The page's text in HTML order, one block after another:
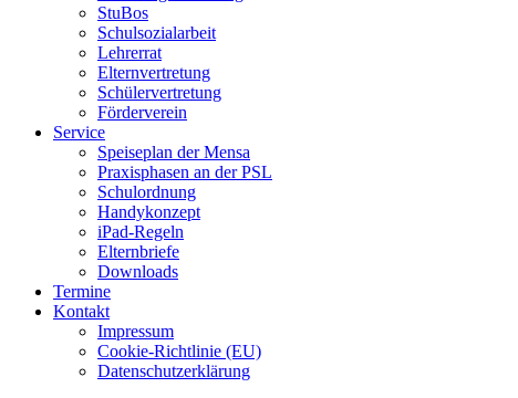
StuBos
Schulsozialarbeit
Lehrerrat
Elternvertretung
Schülervertretung
Förderverein
Service
Speiseplan der Mensa
Praxisphasen an der PSL
Schulordnung
Handykonzept
iPad-Regeln
Elternbriefe
Downloads
Termine
Kontakt
Impressum
Cookie-Richtlinie (EU)
Datenschutzerklärung